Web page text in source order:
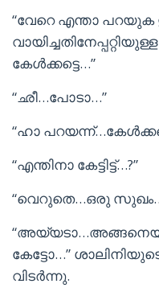
“വേറെ എന്താ
കേൾക്കട്ടെ…”
“ഛീ…പോടാ…”
“ഹാ
“എന്തിനാ കേട്ടിട്ട്…?”
“വെറുതെ…ഒരു
കേട്ടോ…”
വിടർന്നു.